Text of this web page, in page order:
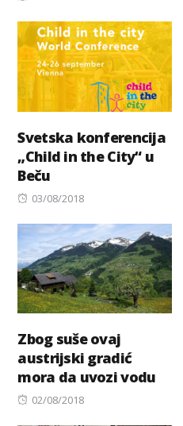
Svetska konferencija
„Child in the City“ u
Beču
Posted
03/08/2018
Zbog suše ovaj
austrijski gradić
mora da uvozi vodu
Posted
02/08/2018